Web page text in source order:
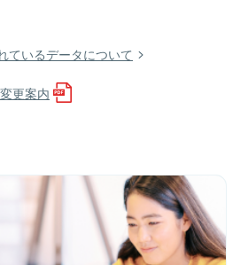
ているデータについて
更案内